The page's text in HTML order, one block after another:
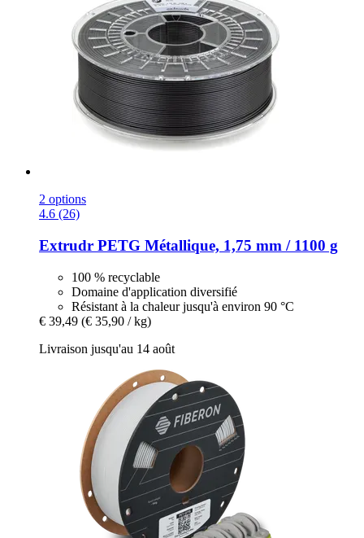
2 options
4.6 (26)
Extrudr PETG Métallique, 1,75 mm / 1100 g
100 % recyclable
Domaine d'application diversifié
Résistant à la chaleur jusqu'à environ 90 °C
€ 39,49 (€ 35,90 / kg)
Livraison jusqu'au 14 août